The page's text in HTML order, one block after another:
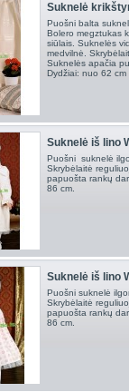
Suknelė
Puošni balta
Bolero megztukas
siūlais. Suknelės
medvilnė.
Suknelės apačia
Dydžiai: nuo 62 cm
Suknelė iš lino
Puošni suknelė
Skrybėlaitė
papuošta rankų
86 cm.
Suknelė iš lino
Puošni suknelė
Skrybėlaitė
papuošta rankų
86 cm.